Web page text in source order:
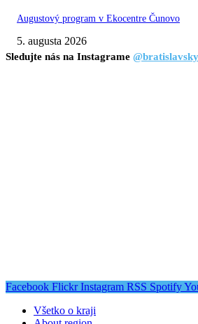
Augustový program v Ekocentre Čunovo
5. augusta 2026
Sledujte nás na Instagrame
Facebook Flickr Instagram RSS Spotify
Všetko o kraji